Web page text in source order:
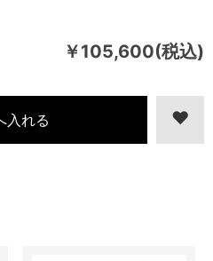
￥105,600(税込)